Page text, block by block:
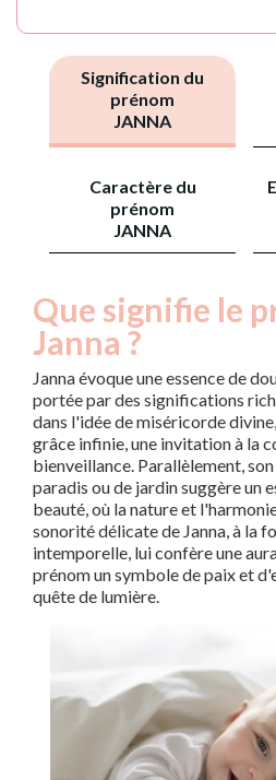
Signification du
prénom
JANNA
Caractère du
prénom
JANNA
Que signifie le
Janna ?
Janna évoque une essence de
portée par des significations
dans l'idée de miséricorde
grâce infinie, une invitation à la
bienveillance. Parallèlement,
paradis ou de jardin suggère un
beauté, où la nature et
sonorité délicate de Janna, à la
intemporelle, lui confère une
prénom un symbole de paix et
quête de lumière.